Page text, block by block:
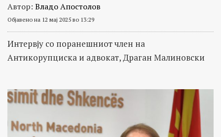
Автор: Владо Апостолов
Објавено на 12 мај 2025 во 13:29
Интервју со поранешниот член на
Антикорупциска и адвокат, Драган Малиновски